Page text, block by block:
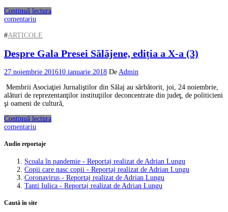
Continuă lectura
comentariu
#ARTICOLE
Despre Gala Presei Sălăjene, ediția a X-a (3)
27 noiembrie 201610 ianuarie 2018 De Admin
Membrii Asociaţiei Jurnaliştilor din Sălaj au sărbătorit, joi, 24 noiembrie,
alături de reprezentanţilor instituţiilor deconcentrate din judeţ, de politicieni
şi oameni de cultură,
Continuă lectura
comentariu
Audio reportaje
Școala în pandemie - Reportaj realizat de Adrian Lungu
Copii care nasc copii - Reportaj realizat de Adrian Lungu
Coronavirus - Reportaj realizat de Adrian Lungu
Tanti Iulica - Reportaj realizat de Adrian Lungu
Caută în site